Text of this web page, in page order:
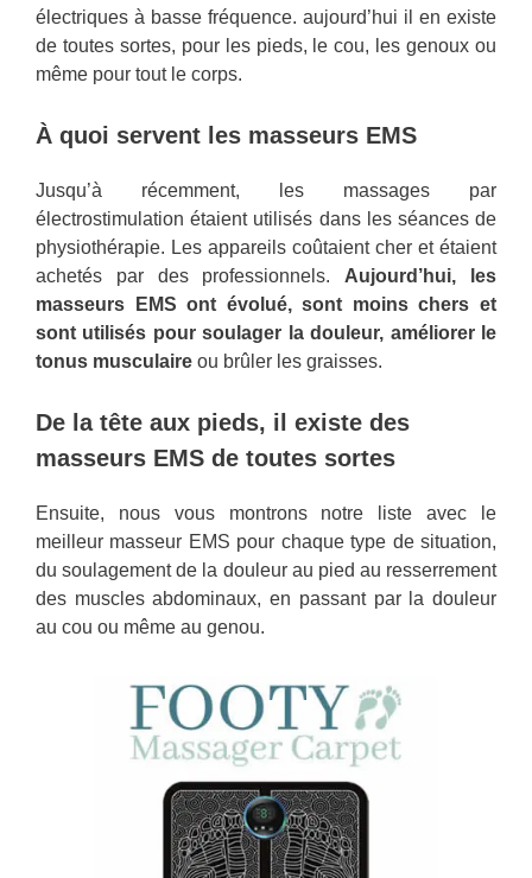
électriques à basse fréquence. aujourd’hui il en existe
de toutes sortes, pour les pieds, le cou, les genoux ou
même pour tout le corps.
À quoi servent les masseurs EMS
Jusqu’à récemment, les massages par
électrostimulation étaient utilisés dans les séances de
physiothérapie. Les appareils coûtaient cher et étaient
achetés par des professionnels. Aujourd’hui, les
masseurs EMS ont évolué, sont moins chers et
sont utilisés pour soulager la douleur, améliorer le
tonus musculaire ou brûler les graisses.
De la tête aux pieds, il existe des
masseurs EMS de toutes sortes
Ensuite, nous vous montrons notre liste avec le
meilleur masseur EMS pour chaque type de situation,
du soulagement de la douleur au pied au resserrement
des muscles abdominaux, en passant par la douleur
au cou ou même au genou.